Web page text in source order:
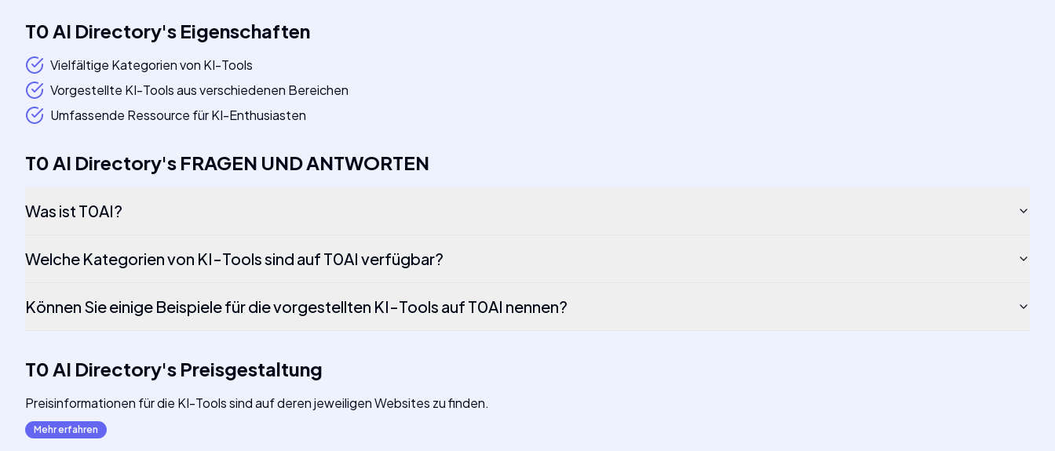
T0 AI Directory's Eigenschaften
Vielfältige Kategorien von KI-Tools
Vorgestellte KI-Tools aus verschiedenen Bereichen
Umfassende Ressource für KI-Enthusiasten
T0 AI Directory's FRAGEN UND ANTWORTEN
Was ist T0AI?
Welche Kategorien von KI-Tools sind auf T0AI verfügbar?
Können Sie einige Beispiele für die vorgestellten KI-Tools auf T0AI nennen?
T0 AI Directory's Preisgestaltung
Preisinformationen für die KI-Tools sind auf deren jeweiligen Websites zu finden.
Mehr erfahren